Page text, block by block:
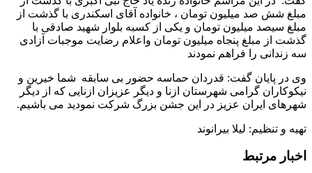
مبلغ شش صد میلیون تومان ، خانواده آقای اسکندری با گذشت از
مبلغ سیصد میلیون تومان و یکی از کسبه بلوار شهید صادقی با
گذشت از مبلغ پنجاه میلیون تومان واعلام رضایت موجبات آزادی
سه زندانی را فراهم نمودند
وی در پایان گفت: قدردان حماسه حضور بی سابقه شما خیرین و
نیکوکاران گرامی شهرستان ازنا و دیگر عزیزان ازنایی که از دیگر
شهرهای ایران عزیز در این جشن بزرگ شرکت نمودید می باشیم.
تهیه و تنظیم: لیلا بیرانوند
اخبار مرتبط